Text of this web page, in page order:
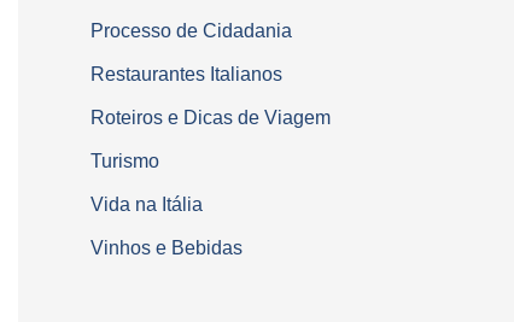
Processo de Cidadania
Restaurantes Italianos
Roteiros e Dicas de Viagem
Turismo
Vida na Itália
Vinhos e Bebidas